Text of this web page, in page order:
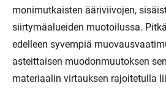
monimutkaisten ääriviivojen,
siirtymäalueiden muotoilussa.
edelleen syvempiä
asteittaisen muodonmuutoksen
materiaalin virtauksen rajoitetulla